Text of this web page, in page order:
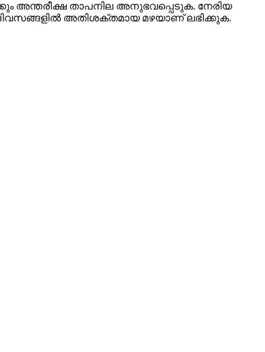
അന്തരീക്ഷ താപനില അനുഭവപ്പെടുക. നേരിയ
അതിശക്തമായ മഴയാണ് ലഭിക്കുക.